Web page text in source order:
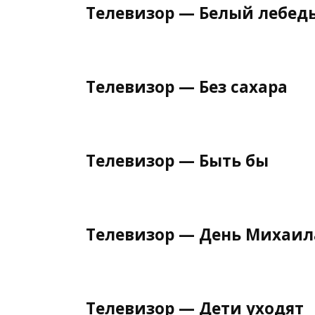
Телевизор — Белый
Телевизор — Без сахара
Телевизор — Быть бы
Телевизор — День
Телевизор — Дети уходят